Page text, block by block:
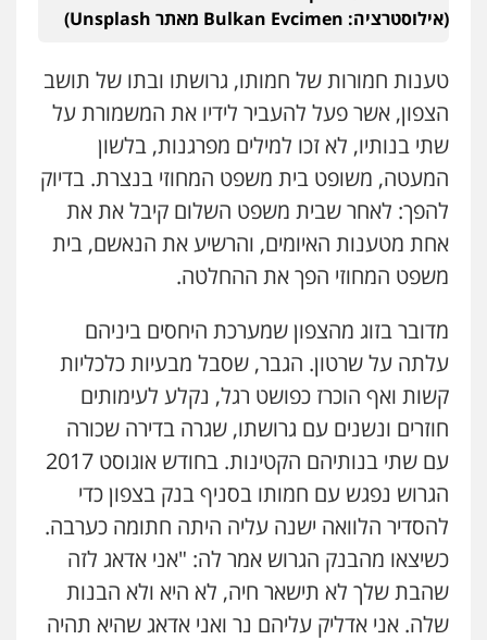
(אילוסטרציה: Bulkan Evcimen מאתר Unsplash)
טענות חמורות של חמותו, גרושתו ובתו של תושב
הצפון, אשר פעל להעביר לידיו את המשמורת על
שתי בנותיו, לא זכו למילים מפרגנות, בלשון
המעטה, משופט בית משפט המחוזי בנצרת. בדיוק
להפך: לאחר שבית משפט השלום קיבל את את
אחת מטענות האיומים, והרשיע את הנאשם, בית
משפט המחוזי הפך את ההחלטה.
מדובר בזוג מהצפון שמערכת היחסים ביניהם
עלתה על שרטון. הגבר, שסבל מבעיות כלכליות
קשות ואף הוכרז כפושט רגל, נקלע לעימותים
חוזרים ונשנים עם גרושתו, שגרה בדירה שכורה
עם שתי בנותיהם הקטינות. בחודש אוגוסט 2017
הגרוש נפגש עם חמותו בסניף בנק בצפון כדי
להסדיר הלוואה ישנה עליה היתה חתומה כערבה.
כשיצאו מהבנק הגרוש אמר לה: "אני אדאג לזה
שהבת שלך לא תישאר חיה, לא היא ולא הבנות
שלה. אני אדליק עליהם נר ואני אדאג שהיא תהיה